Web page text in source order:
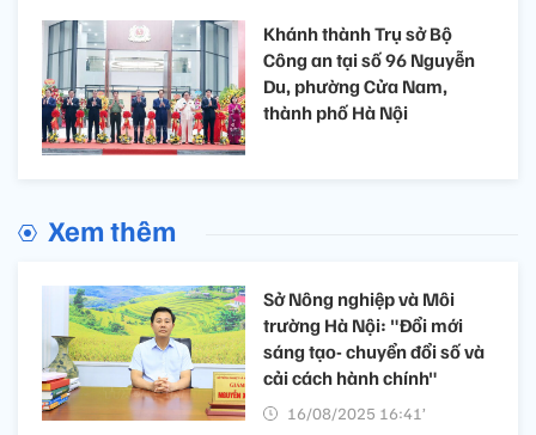
Khánh thành Trụ sở Bộ
Công an tại số 96 Nguyễn
Du, phường Cửa Nam,
thành phố Hà Nội
Xem thêm
Sở Nông nghiệp và Môi
trường Hà Nội: "Đổi mới
sáng tạo- chuyển đổi số và
cải cách hành chính"
16/08/2025 16:41’